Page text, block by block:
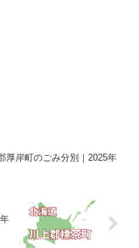
厚岸町のごみ分別｜2025年